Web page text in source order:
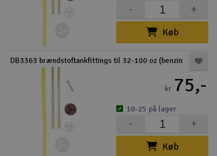
Køb
+
-
DB3363 brændstoftankfittings til 32-100 oz (benzin
kr 75,-
Køb
+
-
10-25 på lager